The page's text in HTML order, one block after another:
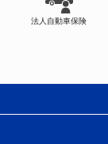
法人自動車保険